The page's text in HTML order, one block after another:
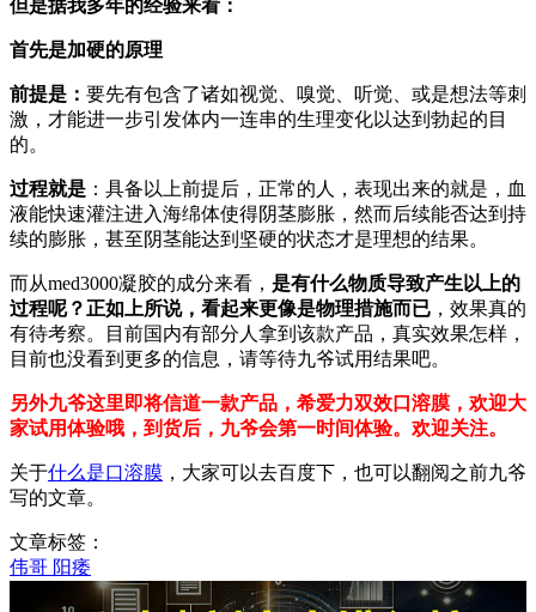
但是据我多年的经验来看：
首先是加硬的原理
前提是： 要先有包含了诸如视觉、嗅觉、听觉、或是想法等刺
激，才能进一步引发体内一连串的生理变化以达到勃起的目
的。
过程就是 ：具备以上前提后，正常的人，表现出来的就是，血
液能快速灌注进入海绵体使得阴茎膨胀，然而后续能否达到持
续的膨胀，甚至阴茎能达到坚硬的状态才是理想的结果。
而从med3000凝胶的成分来看， 是有什么物质导致产生以上的
过程呢？正如上所说，看起来更像是物理措施而已 ，效果真的
有待考察。目前国内有部分人拿到该款产品，真实效果怎样，
目前也没看到更多的信息，请等待九爷试用结果吧。
另外九爷这里即将信道一款产品，希爱力双效口溶膜，欢迎大
家试用体验哦，到货后，九爷会第一时间体验。欢迎关注。
关于什么是口溶膜 ，大家可以去百度下，也可以翻阅之前九爷
写的文章。
文章标签：
伟哥 阳痿